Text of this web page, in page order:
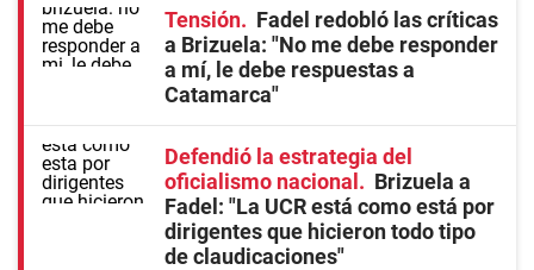
Tensión
Fadel redobló las críticas
a Brizuela: "No me debe responder
a mí, le debe respuestas a
Catamarca"
Defendió la estrategia del
oficialismo nacional
Brizuela a
Fadel: "La UCR está como está por
dirigentes que hicieron todo tipo
de claudicaciones"